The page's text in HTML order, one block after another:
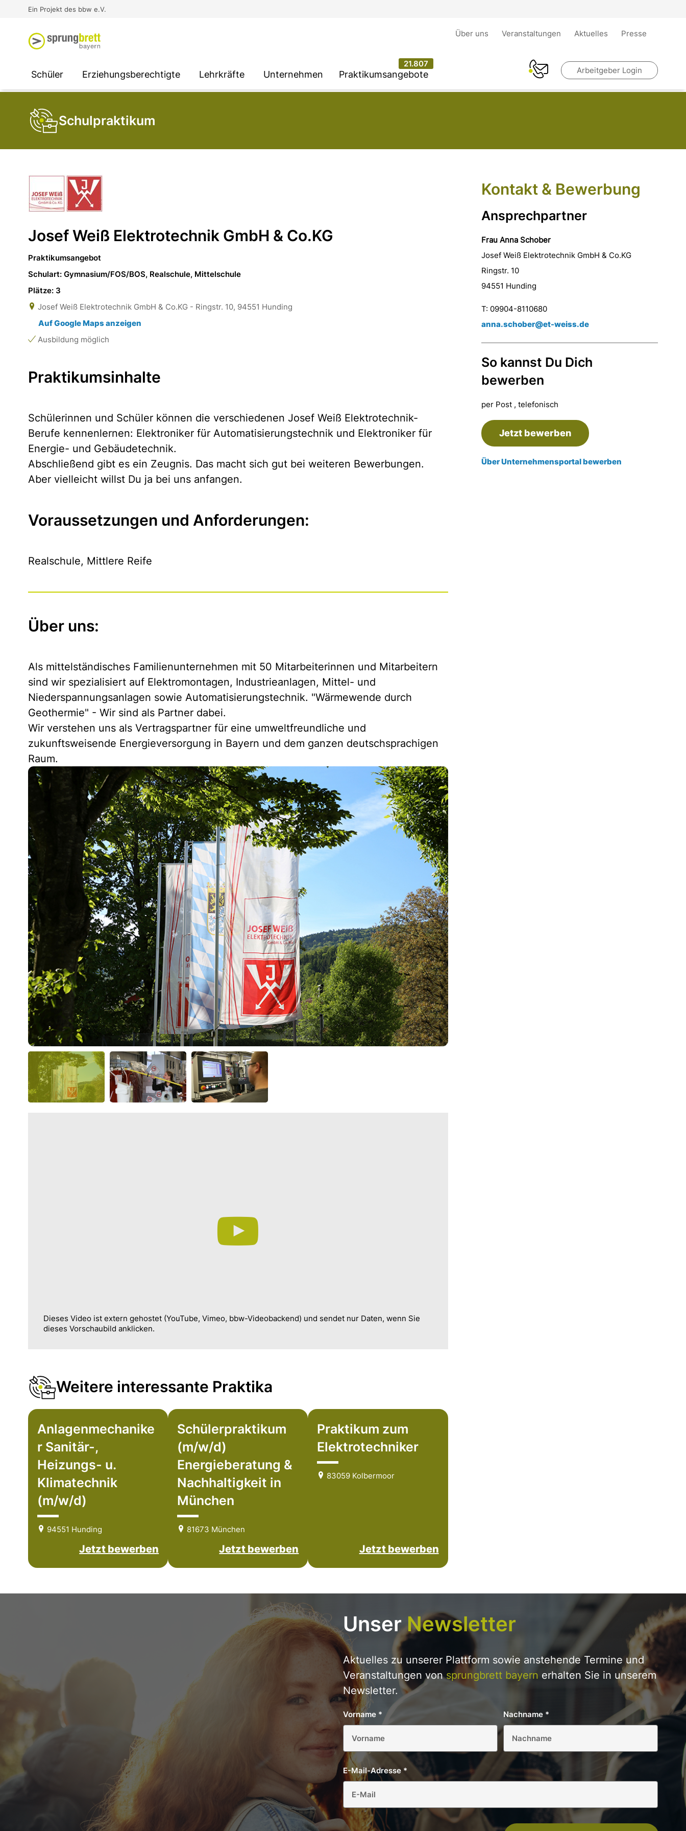
Ein Projekt des bbw e.V.
Über uns Veranstaltungen Aktuelles Presse
Schüler
SOCIAL MEDIA
Erziehungsberechtigte
SOCIAL MEDIA
Lehrkräfte
SOCIAL MEDIA
Unternehmen
Unternehmen
Praktikumsangebote
21.807
Arbeitgeber Login
Schulpraktikum
Josef Weiß Elektrotechnik GmbH & Co.KG
Praktikumsangebot
Schulart: Gymnasium/FOS/BOS, Realschule, Mittelschule
Plätze: 3
Josef Weiß Elektrotechnik GmbH & Co.KG - Ringstr. 10, 94551 Hunding
Auf Google Maps anzeigen
Ausbildung möglich
Praktikumsinhalte
Schülerinnen und Schüler können die verschiedenen Josef Weiß Elektrotechnik-
Berufe kennenlernen: Elektroniker für Automatisierungstechnik und Elektroniker für
Energie- und Gebäudetechnik.
Abschließend gibt es ein Zeugnis. Das macht sich gut bei weiteren Bewerbungen.
Aber vielleicht willst Du ja bei uns anfangen.
Voraussetzungen und Anforderungen:
Realschule, Mittlere Reife
Über uns:
Als mittelständisches Familienunternehmen mit 50 Mitarbeiterinnen und Mitarbeitern
sind wir spezialisiert auf Elektromontagen, Industrieanlagen, Mittel- und
Niederspannungsanlagen sowie Automatisierungstechnik. "Wärmewende durch
Geothermie" - Wir sind als Partner dabei.
Wir verstehen uns als Vertragspartner für eine umweltfreundliche und
zukunftsweisende Energieversorgung in Bayern und dem ganzen deutschsprachigen
Raum.
Dieses Video ist extern gehostet (YouTube, Vimeo, bbw-Videobackend) und sendet nur Daten, wenn Sie
dieses Vorschaubild anklicken.
Weitere interessante Praktika
Anlagenmechanike
r Sanitär-,
Heizungs- u.
Klimatechnik
(m/w/d)
94551 Hunding
Jetzt bewerben
Schülerpraktikum
(m/w/d)
Energieberatung &
Nachhaltigkeit in
München
81673 München
Jetzt bewerben
Praktikum zum
Elektrotechniker
83059 Kolbermoor
Jetzt bewerben
Kontakt & Bewerbung
Ansprechpartner
Frau Anna Schober
Josef Weiß Elektrotechnik GmbH & Co.KG
Ringstr. 10
94551 Hunding
T: 09904-8110680
anna.schober@et-weiss.de
So kannst Du Dich
bewerben
per Post , telefonisch
Jetzt bewerben
Über Unternehmensportal bewerben
UnserNewsletter
Aktuelles zu unserer Plattform sowie anstehende Termine und
Veranstaltungen vonsprungbrett bayern erhalten Sie in unserem
Newsletter.
Vorname * Nachname *
E-Mail-Adresse *